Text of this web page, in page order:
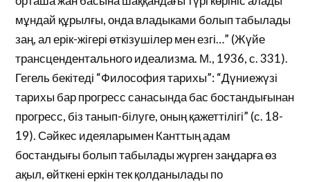
мұндай құрылғы, онда владыками болып табылады
заң, ал ерік-жігері өткізушілер мен езгі…” (Жүйе
трансцендентального идеализма. М., 1936, с. 331).
Гегель бекітеді “Философия тарихы”: “Дүниежүзі
тарихы бар прогресс санасында бас бостандығынан
прогресс, біз танып-білуге, оның қажеттілігі” (с. 18-
19). Сәйкес идеяларымен Канттың адам
бостандығы болып табылады жүрген заңдарға өз
ақыл, өйткені еркін тек қолданылады по